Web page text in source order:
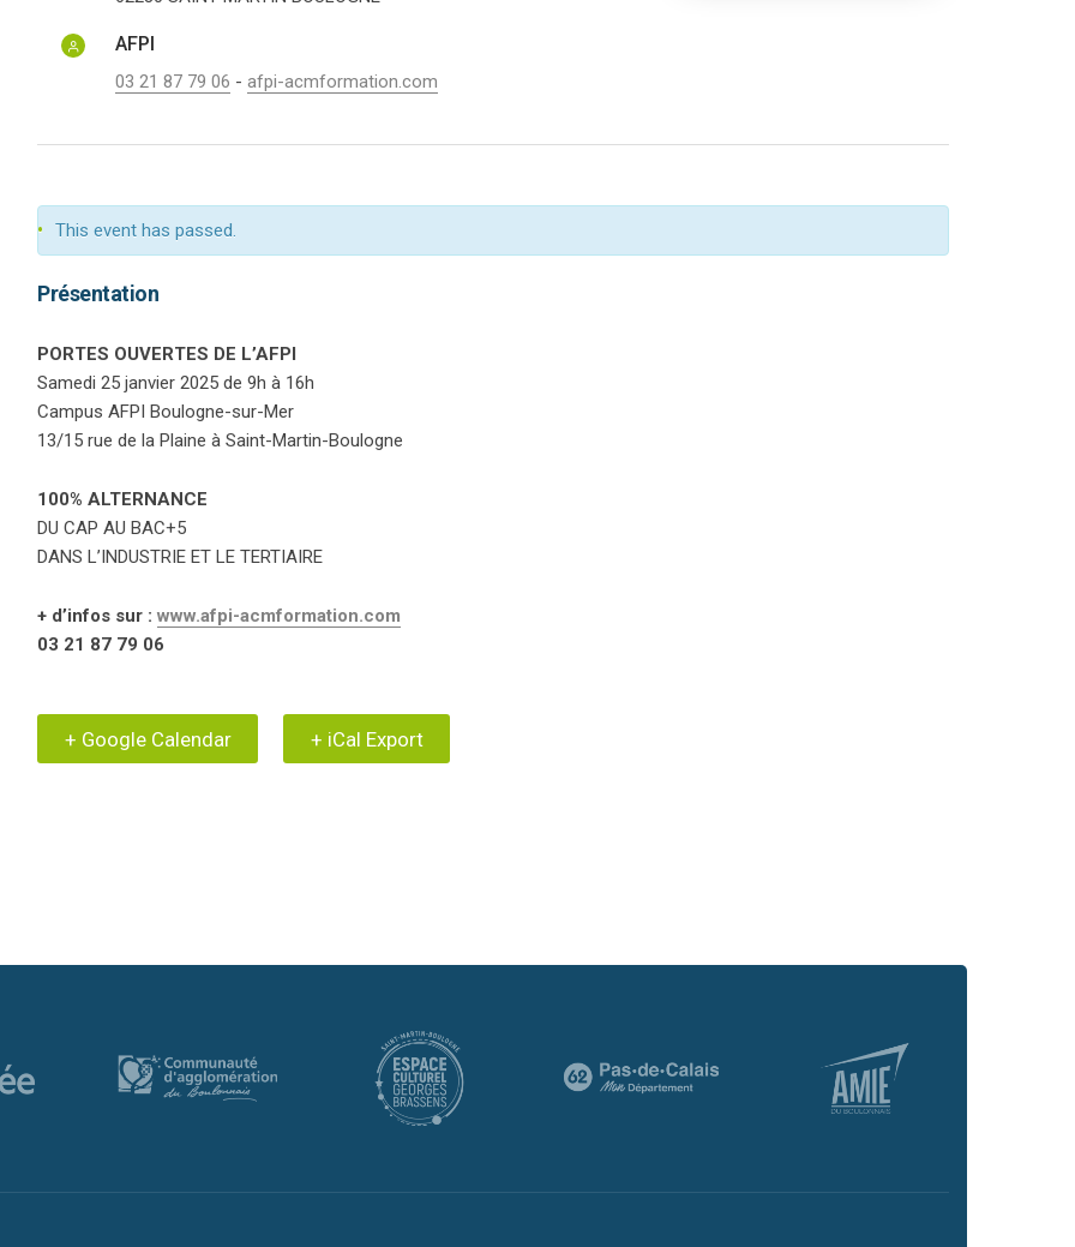
AFPI
03 21 87 79 06 -afpi-acmformation.com
This event has passed.
Présentation
PORTES OUVERTES DE L’AFPI
Samedi 25 janvier 2025 de 9h à 16h
Campus AFPI Boulogne-sur-Mer
13/15 rue de la Plaine à Saint-Martin-Boulogne
100% ALTERNANCE
DU CAP AU BAC+5
DANS L’INDUSTRIE ET LE TERTIAIRE
+ d’infos sur :www.afpi-acmformation.com
03 21 87 79 06
+ Google Calendar + iCal Export